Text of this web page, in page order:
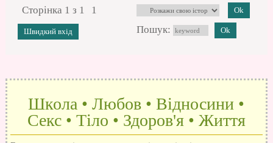
Сторінка 1 з 1
1
Пошук:
Школа • Любов • Відносини •
Секс • Тіло • Здоров'я • Життя